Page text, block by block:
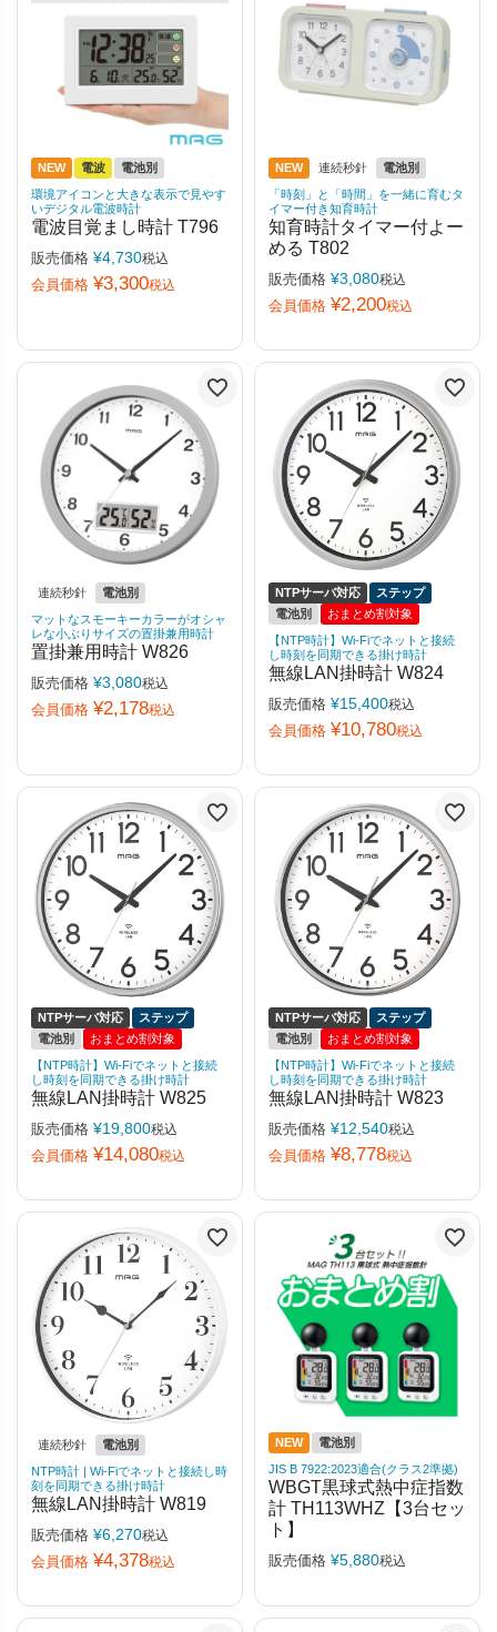
NEW 電波
電池別
環境アイコンと大きな表示で見やす
いデジタル電波時計
電波目覚まし時計 T796
販売価格 ¥4,730税込
会員価格 ¥3,300税込
NEW 連続秒針
電池別
「時刻」と「時間」を一緒に育むタ
イマー付き知育時計
知育時計タイマー付よー
める T802
販売価格 ¥3,080税込
会員価格 ¥2,200税込
連続秒針
電池別
マットなスモーキーカラーがオシャ
レな小ぶりサイズの置掛兼用時計
置掛兼用時計 W826
販売価格 ¥3,080税込
会員価格 ¥2,178税込
NTPサーバ対応
ステップ
電池別
おまとめ割対象
【NTP時計】Wi-Fiでネットと接続
し時刻を同期できる掛け時計
無線LAN掛時計 W824
販売価格 ¥15,400税込
会員価格 ¥10,780税込
NTPサーバ対応
ステップ
電池別
おまとめ割対象
【NTP時計】Wi-Fiでネットと接続
し時刻を同期できる掛け時計
無線LAN掛時計 W825
販売価格 ¥19,800税込
会員価格 ¥14,080税込
NTPサーバ対応
ステップ
電池別
おまとめ割対象
【NTP時計】Wi-Fiでネットと接続
し時刻を同期できる掛け時計
無線LAN掛時計 W823
販売価格 ¥12,540税込
会員価格 ¥8,778税込
連続秒針
電池別
NTP時計 | Wi-Fiでネットと接続し時
刻を同期できる掛け時計
無線LAN掛時計 W819
販売価格 ¥6,270税込
会員価格 ¥4,378税込
NEW
電池別
JIS B 7922:2023適合(クラス2準拠)
WBGT黒球式熱中症指数
計 TH113WHZ【3台セッ
ト】
販売価格 ¥5,880税込